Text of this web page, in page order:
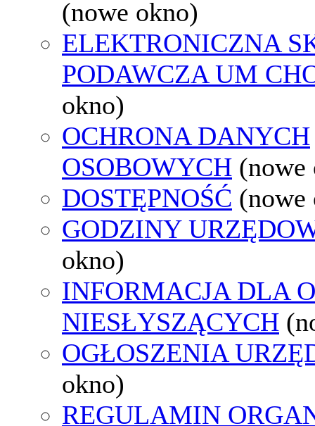
(nowe okno)
ELEKTRONICZNA
PODAWCZA UM
okno)
OCHRONA DANYCH
OSOBOWYCH (nowe
DOSTĘPNOŚĆ (nowe
GODZINY
okno)
INFORMACJA DLA
NIESŁYSZĄCYCH
OGŁOSZENIA
okno)
REGULAMIN